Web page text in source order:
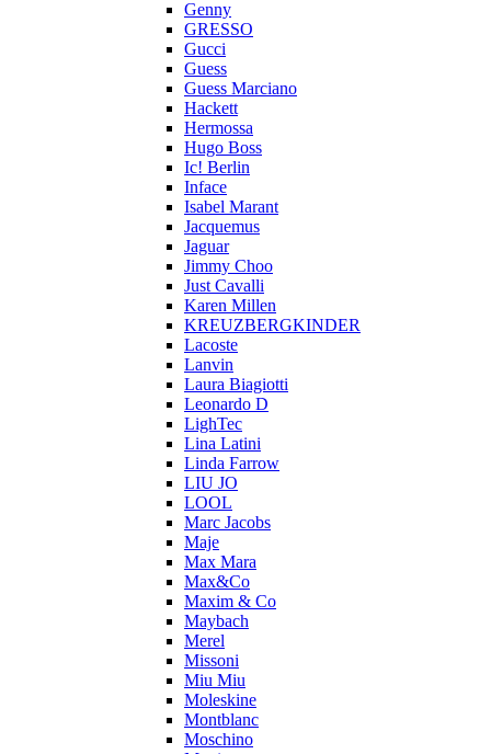
Genny
GRESSO
Gucci
Guess
Guess Marciano
Hackett
Hermossa
Hugo Boss
Ic! Berlin
Inface
Isabel Marant
Jacquemus
Jaguar
Jimmy Choo
Just Cavalli
Karen Millen
KREUZBERGKINDER
Lacoste
Lanvin
Laura Biagiotti
Leonardo D
LighTec
Lina Latini
Linda Farrow
LIU JO
LOOL
Marc Jacobs
Maje
Max Mara
Max&Co
Maxim & Co
Maybach
Merel
Missoni
Miu Miu
Moleskine
Montblanc
Moschino